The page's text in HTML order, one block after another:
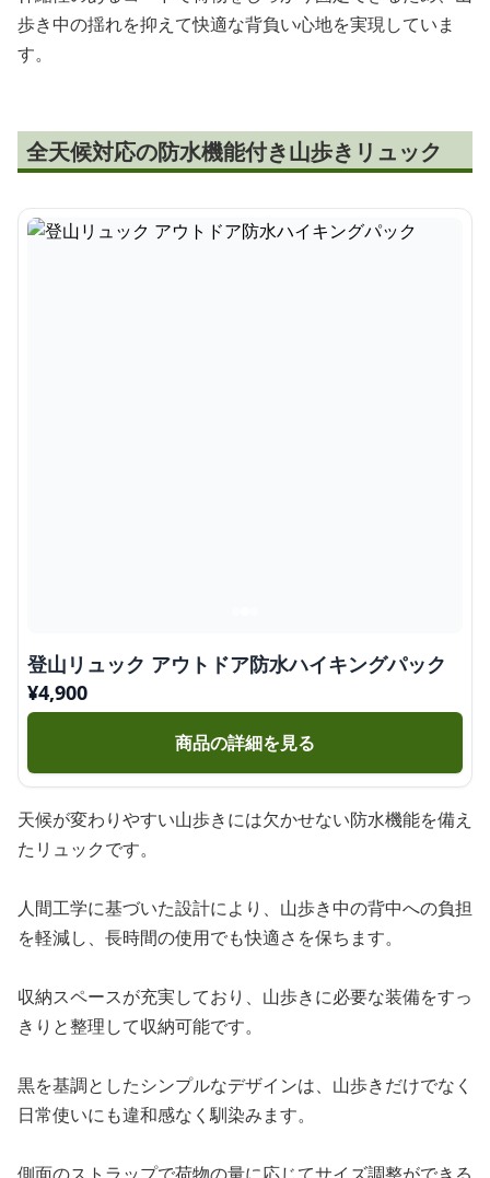
歩き中の揺れを抑えて快適な背負い心地を実現していま
す。
全天候対応の防水機能付き山歩きリュック
登山リュック アウトドア防水ハイキングパック
¥4,900
商品の詳細を見る
天候が変わりやすい山歩きには欠かせない防水機能を備え
たリュックです。
人間工学に基づいた設計により、山歩き中の背中への負担
を軽減し、長時間の使用でも快適さを保ちます。
収納スペースが充実しており、山歩きに必要な装備をすっ
きりと整理して収納可能です。
黒を基調としたシンプルなデザインは、山歩きだけでなく
日常使いにも違和感なく馴染みます。